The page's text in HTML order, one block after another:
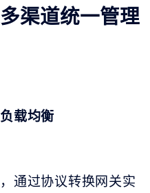
渠道统一管理
载均衡
通过协议转换网关实